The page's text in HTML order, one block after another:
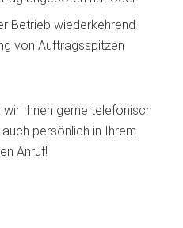
Betrieb wiederkehrend
von Auftragsspitzen
Ihnen gerne telefonisch
persönlich in Ihrem
Anruf!